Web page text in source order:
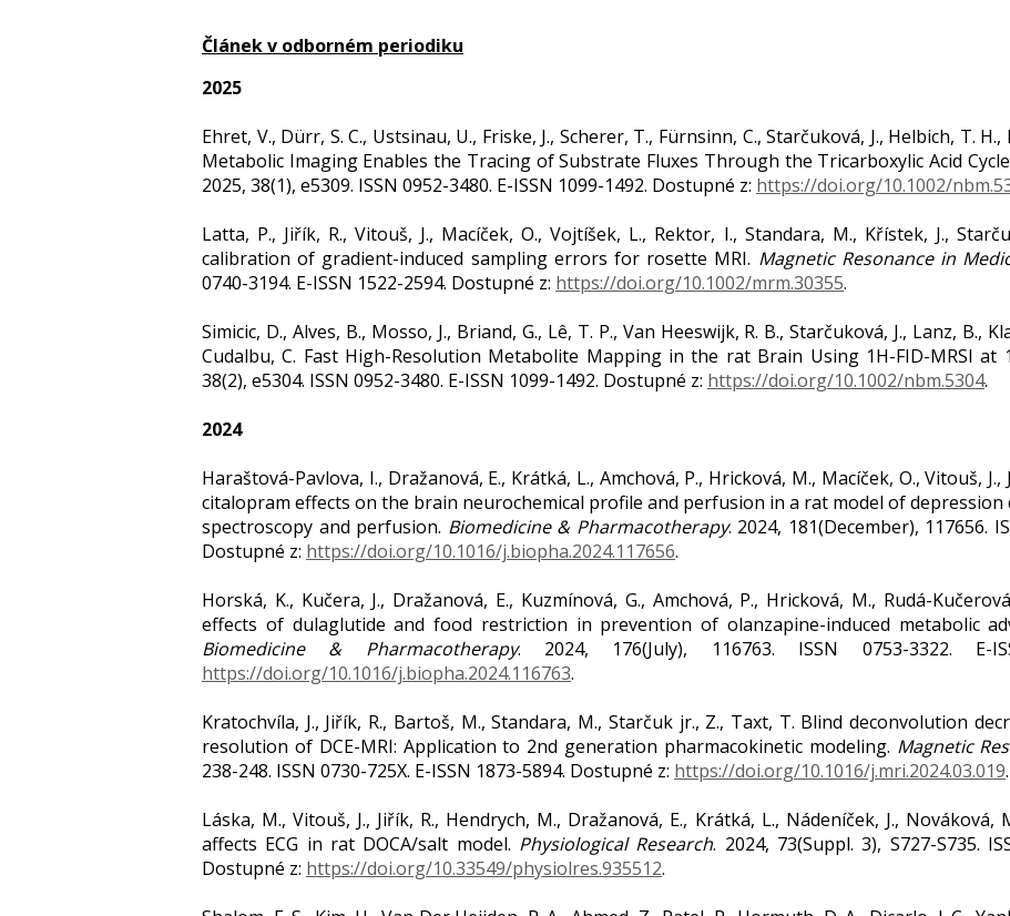
Článek v odborném periodiku
2025
Ehret, V., Dürr, S. C., Ustsinau, U., Friske, J., Scherer, T., Fürnsinn, C., Starčuková, J., Helbich, T.
Metabolic Imaging Enables the Tracing of Substrate Fluxes Through the Tricarboxylic Acid
2025, 38(1), e5309. ISSN 0952-3480. E-ISSN 1099-1492. Dostupné z: https://doi.org/10.1002/
Latta, P., Jiřík, R., Vitouš, J., Macíček, O., Vojtíšek, L., Rektor, I., Standara, M., Křístek, J.,
calibration of gradient-induced sampling errors for rosette MRI. Magnetic Resonance in
0740-3194. E-ISSN 1522-2594. Dostupné z: https://doi.org/10.1002/mrm.30355.
Simicic, D., Alves, B., Mosso, J., Briand, G., Lê, T. P., Van Heeswijk, R. B., Starčuková, J., Lanz, B.,
Cudalbu, C. Fast High-Resolution Metabolite Mapping in the rat Brain Using 1H-FID-MRSI at
38(2), e5304. ISSN 0952-3480. E-ISSN 1099-1492. Dostupné z: https://doi.org/10.1002/nbm.5304.
2024
Haraštová-Pavlova, I., Dražanová, E., Krátká, L., Amchová, P., Hricková, M., Macíček, O., Vitouš, J.,
citalopram effects on the brain neurochemical profile and perfusion in a rat model of depression
spectroscopy and perfusion. Biomedicine & Pharmacotherapy. 2024, 181(December), 117656.
Dostupné z: https://doi.org/10.1016/j.biopha.2024.117656.
Horská, K., Kučera, J., Dražanová, E., Kuzmínová, G., Amchová, P., Hricková, M., Rudá-
effects of dulaglutide and food restriction in prevention of olanzapine-induced metabolic
Biomedicine & Pharmacotherapy. 2024, 176(July), 116763. ISSN 0753-3322. E-
https://doi.org/10.1016/j.biopha.2024.116763.
Kratochvíla, J., Jiřík, R., Bartoš, M., Standara, M., Starčuk jr., Z., Taxt, T. Blind deconvolution
resolution of DCE-MRI: Application to 2nd generation pharmacokinetic modeling. Magnetic
238-248. ISSN 0730-725X. E-ISSN 1873-5894. Dostupné z: https://doi.org/10.1016/j.mri.2024.03.019.
Láska, M., Vitouš, J., Jiřík, R., Hendrych, M., Dražanová, E., Krátká, L., Nádeníček, J.,
affects ECG in rat DOCA/salt model. Physiological Research. 2024, 73(Suppl. 3), S727-S735.
Dostupné z: https://doi.org/10.33549/physiolres.935512.